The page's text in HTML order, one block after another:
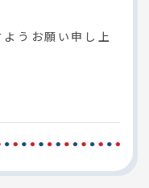
うお願い申し上